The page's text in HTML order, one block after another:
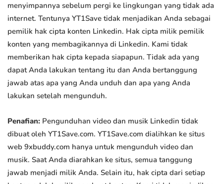
menyimpannya sebelum pergi ke lingkungan yang tidak ada
internet. Tentunya YT1Save tidak menjadikan Anda sebagai
pemilik hak cipta konten Linkedin. Hak cipta milik pemilik
konten yang membagikannya di Linkedin. Kami tidak
memberikan hak cipta kepada siapapun. Tidak ada yang
dapat Anda lakukan tentang itu dan Anda bertanggung
jawab atas apa yang Anda unduh dan apa yang Anda
lakukan setelah mengunduh.
Penafian: Pengunduhan video dan musik Linkedin tidak
dibuat oleh YT1Save.com. YT1Save.com dialihkan ke situs
web 9xbuddy.com hanya untuk mengunduh video dan
musik. Saat Anda diarahkan ke situs, semua tanggung
jawab menjadi milik Anda. Selain itu, hak cipta dari setiap